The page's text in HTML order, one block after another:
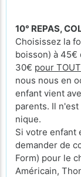
10° REPAS,
Choisissez la
boisson) à 45€
30€ pour
nous nous en
enfant vient
parents. Il
nique.
Si votre enfant
demander de
Form) pour le
Américain,